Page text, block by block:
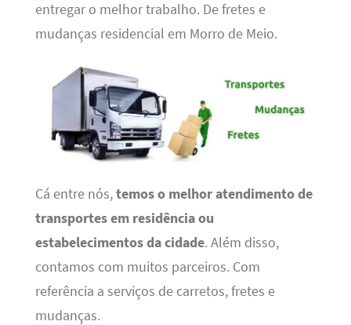
entregar o melhor trabalho. De fretes e
mudanças residencial em Morro de Meio.
Cá entre nós,temos o melhor atendimento de
transportes em residência ou
estabelecimentos da cidade. Além disso,
contamos com muitos parceiros. Com
referência a serviços de carretos, fretes e
mudanças.